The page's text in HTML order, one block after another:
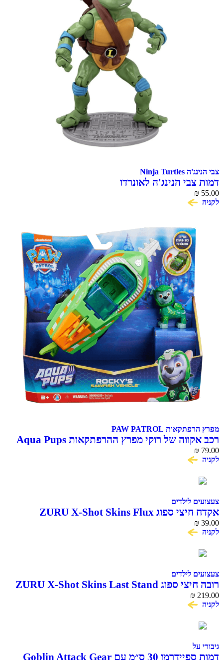
צבי הנינג'ה Ninja Turtles
דמות צבי הנינג'ה לאונרדו
₪ 55.00
לקניה
מפרץ הרפתקאות PAW PATROL
רכב אקווה של רוקי מפרץ ההרפתקאות Aqua Pups
עם דמות Rocky
₪ 79.00
לקניה
צעצועים לילדים
אקדח חיצי ספוג ZURU X-Shot Skins Flux
Graffiti
₪ 39.00
לקניה
צעצועים לילדים
רובה חיצי ספוג ZURU X-Shot Skins Last Stand
Beast Mode
₪ 219.00
לקניה
גיבורי על
דמות ספיידרמן 30 ס״מ עם Goblin Attack Gear